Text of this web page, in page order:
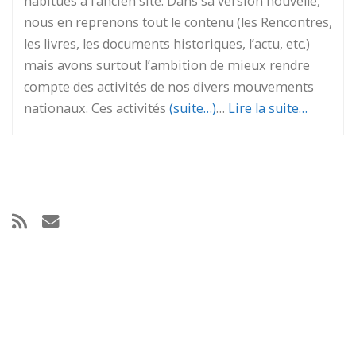
nous en reprenons tout le contenu (les Rencontres,
les livres, les documents historiques, l’actu, etc.)
mais avons surtout l’ambition de mieux rendre
compte des activités de nos divers mouvements
nationaux. Ces activités (suite…)… Lire la suite…